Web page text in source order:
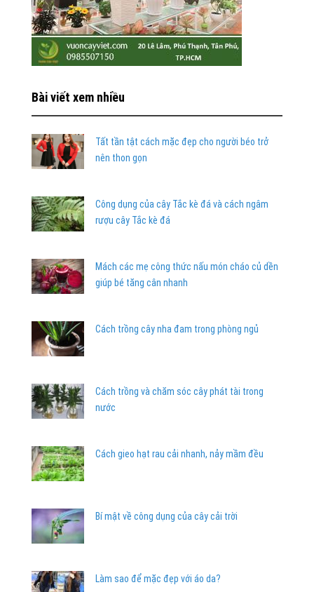
Bài viết xem nhiều
Tất tần tật cách mặc đẹp cho người béo trở
nên thon gọn
Công dụng của cây Tắc kè đá và cách ngâm
rượu cây Tắc kè đá
Mách các mẹ công thức nấu món cháo củ dền
giúp bé tăng cân nhanh
Cách trồng cây nha đam trong phòng ngủ
Cách trồng và chăm sóc cây phát tài trong
nước
Cách gieo hạt rau cải nhanh, nảy mầm đều
Bí mật về công dụng của cây cải trời
Làm sao để mặc đẹp với áo da?